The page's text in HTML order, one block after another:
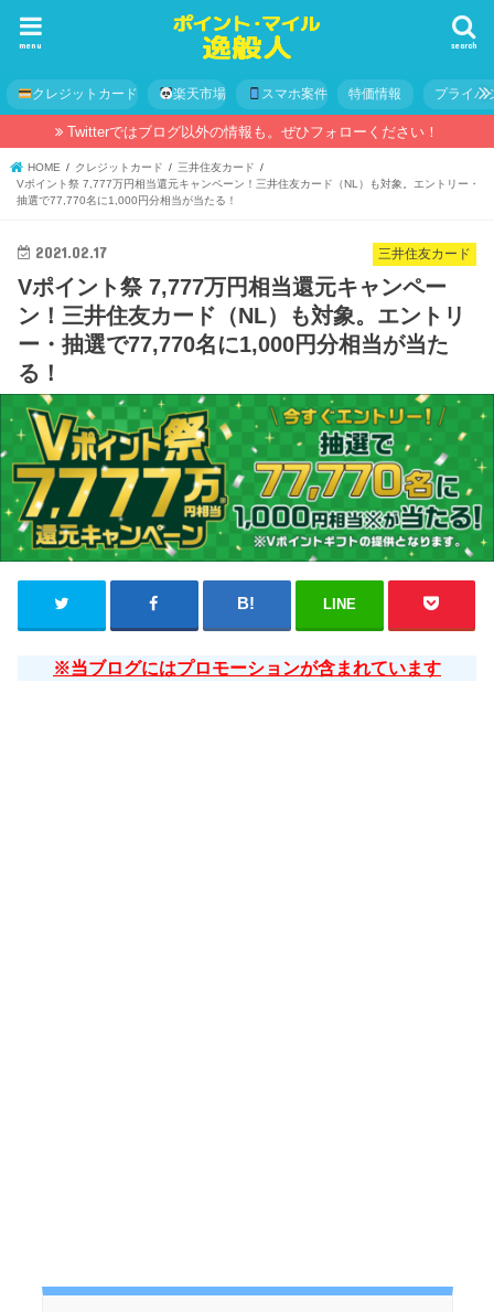
search
menu
クレジットカード 楽天市場 スマホ案件 特価情報 プライバ
Twitterではブログ以外の情報も。ぜひフォローください！
HOME クレジットカード
三井住友カード
Vポイント祭 7,777万円相当還元キャンペーン！三井住友カード（NL）も対象。エントリー・
抽選で77,770名に1,000円分相当が当たる！
三井住友カード
2021.02.17
Vポイント祭 7,777万円相当還元キャンペー
ン！三井住友カード（NL）も対象。エントリ
ー・抽選で77,770名に1,000円分相当が当た
る！
LINE
※当ブログにはプロモーションが含まれています